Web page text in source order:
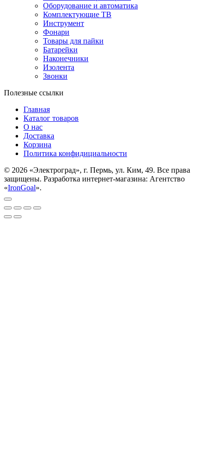
Оборудование и автоматика
Комплектующие ТВ
Инструмент
Фонари
Товары для пайки
Батарейки
Наконечники
Изолента
Звонки
Полезные ссылки
Главная
Каталог товаров
О нас
Доставка
Корзина
Политика конфидициальности
© 2026 «Электроград», г. Пермь, ул. Ким, 49. Все права
защищены. Разработка интернет-магазина: Агентство
«IronGoal».